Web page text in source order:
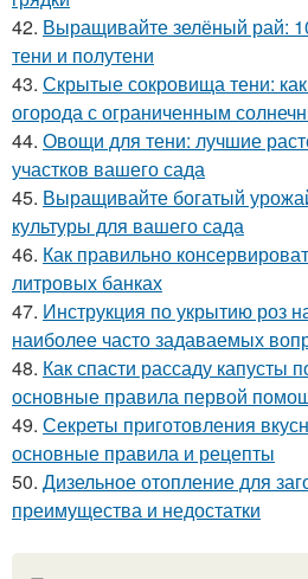
42. Выращивайте зелёный рай:
тени и полутени
43. Скрытые сокровища тени:
огорода с ограниченным
44. Овощи для тени: лучшие
участков вашего сада
45. Выращивайте богатый
культуры для вашего сада
46. Как правильно
литровых банках
47. Инструкция по укрытию роз
наиболее часто задаваемых
48. Как спасти рассаду капусты
основные правила первой
49. Секреты приготовления
основные правила и рецепты
50. Дизельное отопление для
преимущества и недостатки